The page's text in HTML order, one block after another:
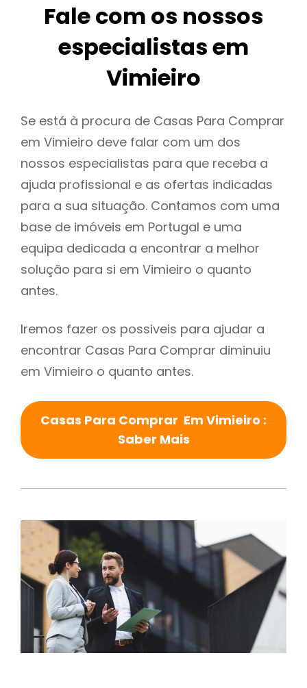
Fale com os nossos
especialistas em
Vimieiro
Se está à procura de Casas Para Comprar
em Vimieiro deve falar com um dos
nossos especialistas para que receba a
ajuda profissional e as ofertas indicadas
para a sua situação. Contamos com uma
base de imóveis em Portugal e uma
equipa dedicada a encontrar a melhor
solução para si em Vimieiro o quanto
antes.
Iremos fazer os possiveis para ajudar a
encontrar Casas Para Comprar diminuiu
em Vimieiro o quanto antes.
Casas Para Comprar Em Vimieiro :
Saber Mais